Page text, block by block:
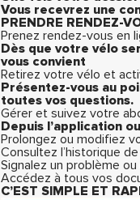
Vous recevrez une
PRENDRE RENDEZ-
Prenez rendez-vous en
Dès que votre vélo
vous convient
Retirez votre vélo et
Présentez-vous au
toutes vos questions.
Gérer et suivez votre
Depuis l’application
Prolongez ou modifiez
Consultez l’historique
Signalez un problème
Accédez à tous vos
C’EST SIMPLE ET